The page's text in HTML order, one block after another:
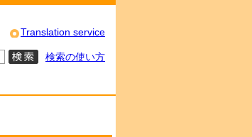
Translation service
検索の使い方